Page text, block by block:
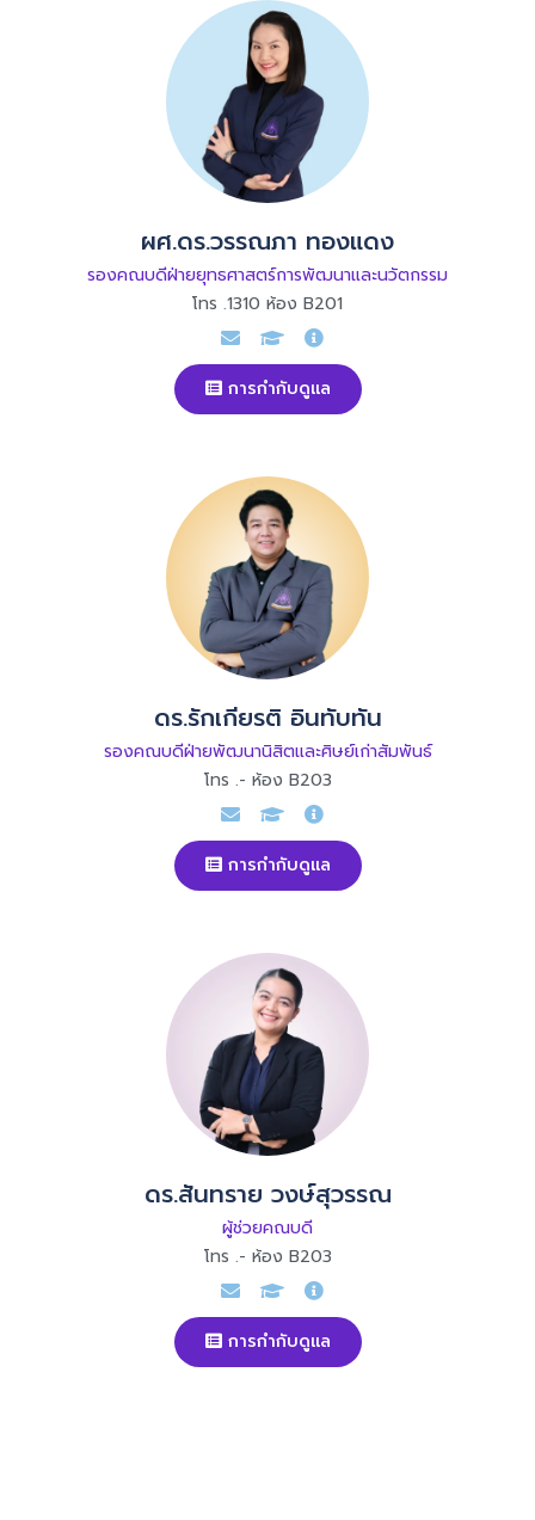
ผศ.ดร.วรรณภา ทองแดง
รองคณบดีฝ่ายยุทธศาสตร์การพัฒนาและนวัตกรรม
โทร .1310 ห้อง B201
การกำกับดูแล
ดร.รักเกียรติ อินทับทัน
รองคณบดีฝ่ายพัฒนานิสิตและศิษย์เก่าสัมพันธ์
โทร .- ห้อง B203
การกำกับดูแล
ดร.สันทราย วงษ์สุวรรณ
ผู้ช่วยคณบดี
โทร .- ห้อง B203
การกำกับดูแล